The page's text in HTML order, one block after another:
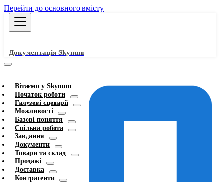
Перейти до основного вмісту
Документація Skynum
Вітаємо у Skynum
Початок роботи
Галузеві сценарії
Можливості
Базові поняття
Спільна робота
Завдання
Документи
Товари та склад
Продажі
Доставка
Контрагенти